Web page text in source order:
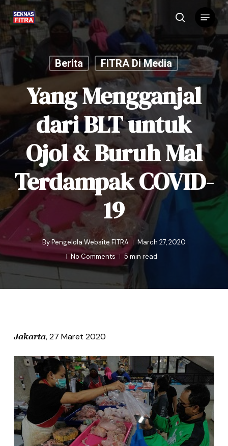
Skip
to
main
content
search
Menu
Berita FITRA Di Media
Yang Mengganjal
dari BLT untuk
Ojol & Buruh Mal
Terdampak COVID-
19
ByPengelola Website FITRA
March 27, 2020
No Comments
5 min read
Jakarta, 27 Maret 2020